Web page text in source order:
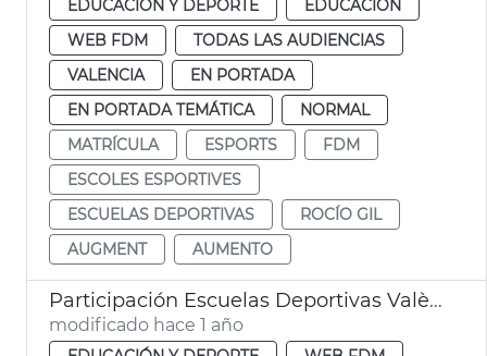
EDUCACIÓN Y DEPORTE
EDUCACIÓN
WEB FDM
TODAS LAS AUDIENCIAS
VALENCIA
EN PORTADA
EN PORTADA TEMÁTICA
NORMAL
MATRÍCULA
ESPORTS
FDM
ESCOLES ESPORTIVES
ESCUELAS DEPORTIVAS
ROCÍO GIL
AUGMENT
AUMENTO
Participación Escuelas Deportivas València
modificado hace 1 año